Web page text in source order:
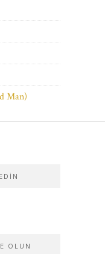
Man)
OLUN